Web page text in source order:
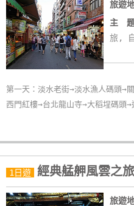
旅遊
主 題
旅,
第一天：淡水老街→淡水漁人碼頭→
西門紅樓→台北龍山寺→大稻埕碼頭→
1日遊 經典艋舺風雲之旅
旅遊